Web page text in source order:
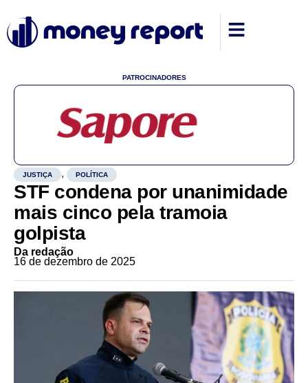
PATROCINADORES
JUSTIÇA , POLÍTICA
STF condena por unanimidade
mais cinco pela tramoia
golpista
Da redação
16 de dezembro de 2025